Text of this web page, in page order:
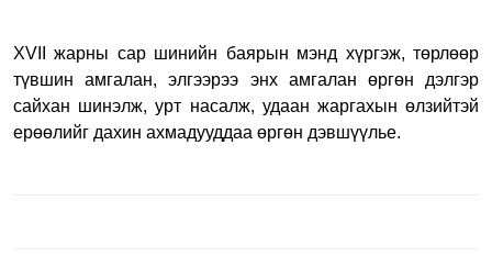
XVII жарны сар шинийн баярын мэнд хүргэж, төрлөөр
түвшин амгалан, элгээрээ энх амгалан өргөн дэлгэр
сайхан шинэлж, урт насалж, удаан жаргахын өлзийтэй
ерөөлийг дахин ахмадууддаа өргөн дэвшүүлье.